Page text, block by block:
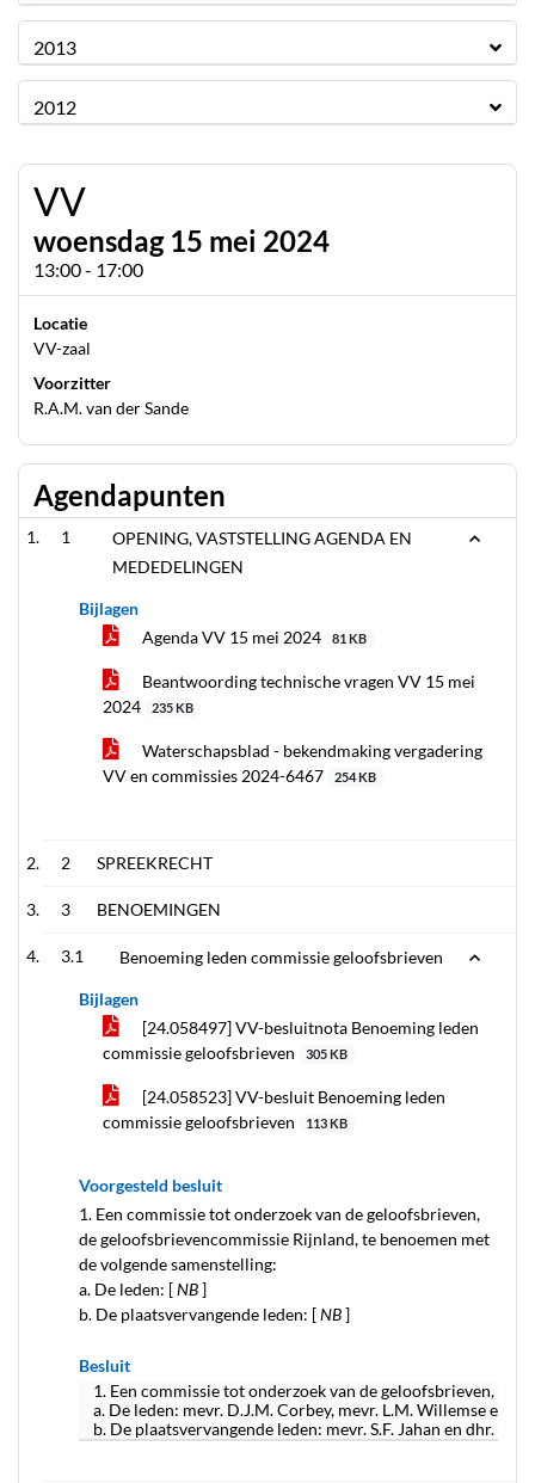
2013
2012
VV
woensdag 15 mei 2024
13:00 - 17:00
Locatie
VV-zaal
Voorzitter
R.A.M. van der Sande
Agendapunten
1
OPENING, VASTSTELLING AGENDA EN
MEDEDELINGEN
Bijlagen
Agenda VV 15 mei 2024
81 KB
Beantwoording technische vragen VV 15 mei
2024
235 KB
Waterschapsblad - bekendmaking vergadering
VV en commissies 2024-6467
254 KB
2 SPREEKRECHT
3 BENOEMINGEN
3.1 Benoeming leden commissie geloofsbrieven
Bijlagen
[24.058497] VV-besluitnota Benoeming leden
commissie geloofsbrieven
305 KB
[24.058523] VV-besluit Benoeming leden
commissie geloofsbrieven
113 KB
Voorgesteld besluit
1. Een commissie tot onderzoek van de geloofsbrieven,
de geloofsbrievencommissie Rijnland, te benoemen met
de volgende samenstelling:
a. De leden: [NB]
b. De plaatsvervangende leden: [NB]
Besluit
1. Een commissie tot onderzoek van de geloofsbrieven, de
a. De leden: mevr. D.J.M. Corbey, mevr. L.M. Willemse en
b. De plaatsvervangende leden: mevr. S.F. Jahan en dhr. H.